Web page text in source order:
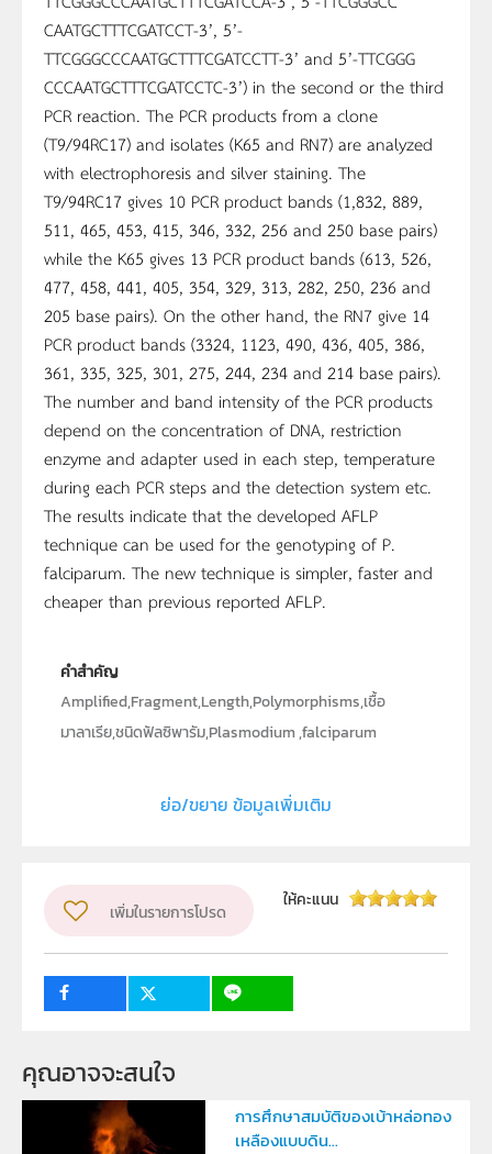
CAATGCTTTCGATCCT-3’, 5’-
TTCGGGCCCAATGCTTTCGATCCTT-3’ and 5’-TTCGGG
CCCAATGCTTTCGATCCTC-3’) in the second or the third
PCR reaction. The PCR products from a clone
(T9/94RC17) and isolates (K65 and RN7) are analyzed
with electrophoresis and silver staining. The
T9/94RC17 gives 10 PCR product bands (1,832, 889,
511, 465, 453, 415, 346, 332, 256 and 250 base pairs)
while the K65 gives 13 PCR product bands (613, 526,
477, 458, 441, 405, 354, 329, 313, 282, 250, 236 and
205 base pairs). On the other hand, the RN7 give 14
PCR product bands (3324, 1123, 490, 436, 405, 386,
361, 335, 325, 301, 275, 244, 234 and 214 base pairs).
The number and band intensity of the PCR products
depend on the concentration of DNA, restriction
enzyme and adapter used in each step, temperature
during each PCR steps and the detection system etc.
The results indicate that the developed AFLP
technique can be used for the genotyping of P.
falciparum. The new technique is simpler, faster and
cheaper than previous reported AFLP.
คำสำคัญ
Amplified,Fragment,Length,Polymorphisms,เชื้อ
มาลาเรีย,ชนิดฟัลซิพารัม,Plasmodium ,falciparum
เกรียง กาญจนวตี
ระดับชั้น
ครู, นักเรียน
ย่อ/ขยาย ข้อมูลเพิ่มเติม
เพิ่มในรายการโปรด
ให้คะแนน
คุณอาจจะสนใจ
การศึกษาสมบัติของเบ้าหล่อทอง
เหลืองแบบดิน...